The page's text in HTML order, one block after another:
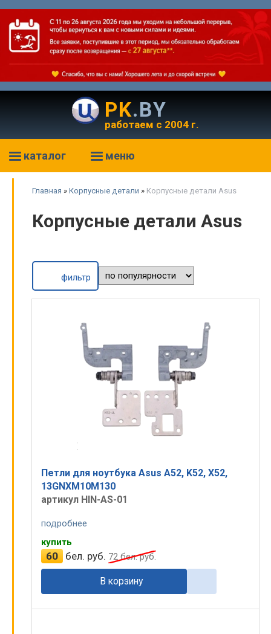
PK.BY
работаем с 2004 г.
каталог меню
Главная » Корпусные детали » Корпусные детали Asus
Корпусные детали Asus
фильтр
Петли для ноутбука Asus A52, K52, X52,
13GNXM10M130
артикул HIN-AS-01
подробнее
купить
60 бел. руб. 72бел. руб.
В корзину